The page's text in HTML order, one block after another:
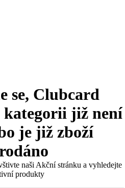
se, Clubcard
již není
je již zboží
naši Akční stránku a vyhledejte
produkty